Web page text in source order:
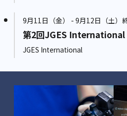
9月11日（金） - 9月12日（土）
第2回JGES International
JGES International